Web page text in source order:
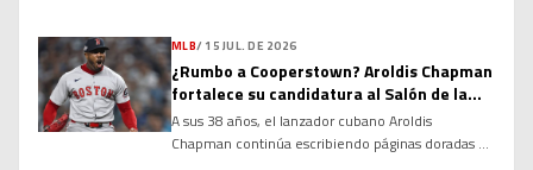
MLB/ 15 JUL. DE 2026
¿Rumbo a Cooperstown? Aroldis Chapman
fortalece su candidatura al Salón de la
Fama
A sus 38 años, el lanzador cubano Aroldis
Chapman continúa escribiendo páginas doradas en